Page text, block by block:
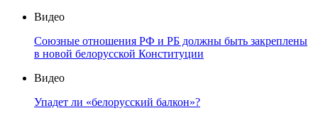
Видео
Союзные отношения РФ и РБ должны быть закреплены
в новой белорусской Конституции
Видео
Упадет ли «белорусский балкон»?